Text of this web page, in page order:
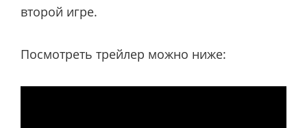
второй игре.
Посмотреть трейлер можно ниже: